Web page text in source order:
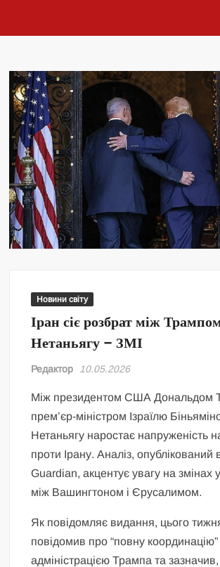
Новини світу
Іран сіє розбрат між
Нетаньягу – ЗМІ
Редактор 10.05.2026
Між президентом США Дональдом
прем’єр-міністром Ізраїлю
Нетаньягу наростає напруженість
проти Ірану. Аналіз, опублікований
Guardian, акцентує увагу на змінах
між Вашингтоном і Єрусалимом.
Як повідомляє видання, цього
повідомив про “повну координацію”
адміністрацією Трампа та